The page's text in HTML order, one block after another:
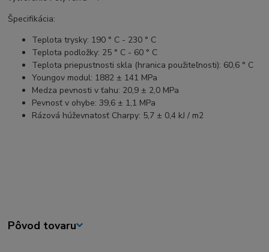
Špecifikácia:
Teplota trysky: 190 ° C - 230 ° C
Teplota podložky: 25 ° C - 60 ° C
Teplota priepustnosti skla (hranica použiteľnosti): 60,6 ° C
Youngov modul: 1882 ± 141 MPa
Medza pevnosti v ťahu: 20,9 ± 2,0 MPa
Pevnosť v ohybe: 39,6 ± 1,1 MPa
Rázová húževnatosť Charpy: 5,7 ± 0,4 kJ / m2
Pôvod tovaru